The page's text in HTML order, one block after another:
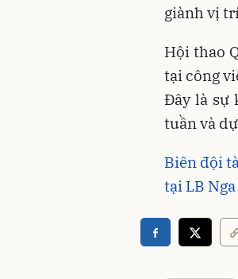
giành vị
Hội thao
tại công
Đây là sự
tuần và
Biên đội
tại LB Nga